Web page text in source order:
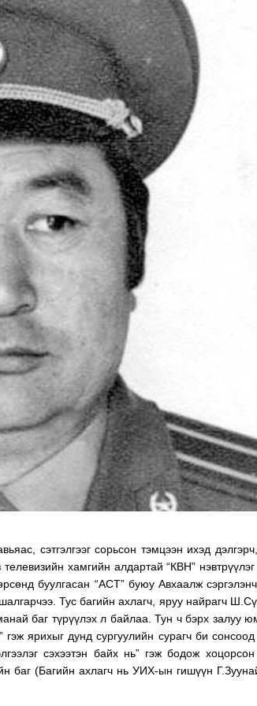
сэтгэлгээг сорьсон тэмцээн ихэд
хамгийн алдартай “КВН”
буулгасан “АСТ” буюу Авхаалж
Тус багийн ахлагч, яруу найрагч
баг түрүүлэх л байлаа. Тун ч бэрх залуу
ярихыг дунд сургуулийн сурагч би сонсоод
сэхээтэн байх нь” гэж бодож
(Багийн ахлагч нь УИХ-ын гишүүн
ГАЗАРТ
БОЛ 20
СУУТГАНА
НИЙСЛЭЛД
БОРЛУУЛАХ 435 ЦЭГ
АЖИЛЛАНА